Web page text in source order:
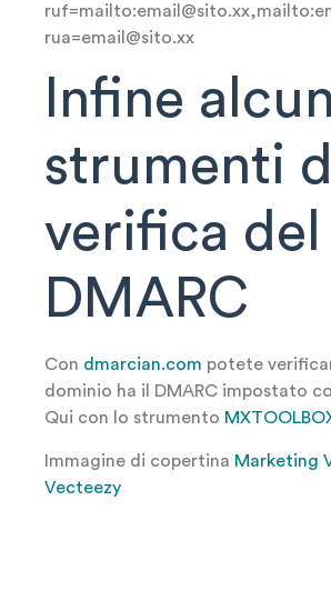
rua=email@sito.xx
Infine
strumenti
verifica del
DMARC
Con dmarcian.com potete
dominio ha il DMARC impostato
Qui con lo strumento
Immagine di copertina Marketing
Vecteezy